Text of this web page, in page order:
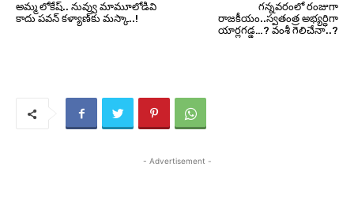
అమ్మ లోకేష్‌.. నువ్వు మామూలోడివి
కాదు ప‌వ‌న్ క‌ళ్యాణ్‌కు మ‌స్కా..!
గన్నవరంలో రంజుగా
రాజకీయం..స్వతంత్ర అభ్యర్ధిగా
యార్లగడ్డ…? వంశీ గెలిచేనా..?
- Advertisement -